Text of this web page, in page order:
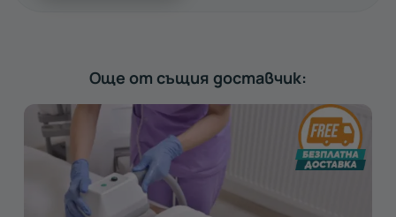
Още от същия доставчик: